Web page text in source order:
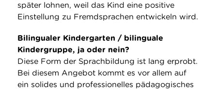
später lohnen, weil das Kind eine positive
Einstellung zu Fremdsprachen entwickeln wird.
Bilingualer Kindergarten / bilinguale
Kindergruppe, ja oder nein?
Diese Form der Sprachbildung ist lang erprobt.
Bei diesem Angebot kommt es vor allem auf
ein solides und professionelles pädagogisches